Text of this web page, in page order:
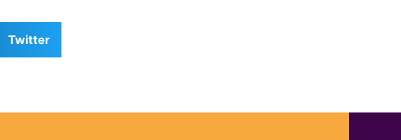
Twitter